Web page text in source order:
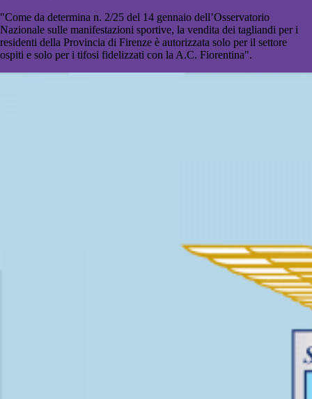
"Come da determina n. 2/25 del 14 gennaio dell’Osservatorio
Nazionale sulle manifestazioni sportive, la vendita dei tagliandi per i
residenti della Provincia di Firenze è autorizzata solo per il settore
ospiti e solo per i tifosi fidelizzati con la A.C. Fiorentina".